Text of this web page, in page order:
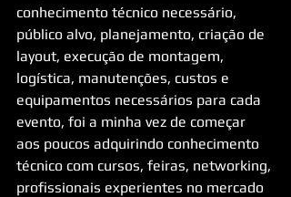
conhecimento técnico necessário,
público alvo, planejamento, criação de
layout, execução de montagem,
logística, manutenções, custos e
equipamentos necessários para cada
evento, foi a minha vez de começar
aos poucos adquirindo conhecimento
técnico com cursos, feiras, networking,
profissionais experientes no mercado